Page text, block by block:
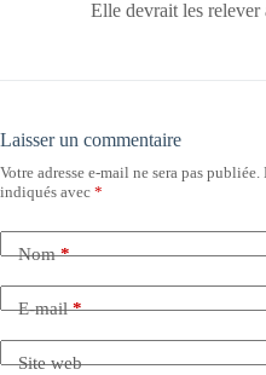
Elle devrait les relever
Laisser un commentaire
Votre adresse e-mail ne sera pas publiée.
indiqués avec *
Nom*
E-mail*
Site web